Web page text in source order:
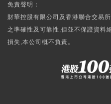
免責聲明：
財華控股有限公司及香港聯合交易
之準確性及可靠性,但並不保證資料
損失,本公司概不負責。